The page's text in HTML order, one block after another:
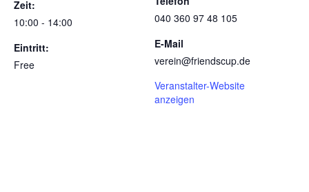
Zeit:
10:00 - 14:00
Eintritt:
Free
040 360 97 48 105
E-Mail
verein@friendscup.de
Veranstalter-Website
anzeigen